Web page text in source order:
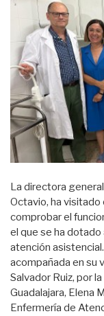
La directora
Octavio, ha
comprobar el
el que se ha dotado
atención
acompañada en su
Salvador Ruiz, por
Guadalajara, Elena
Enfermería de